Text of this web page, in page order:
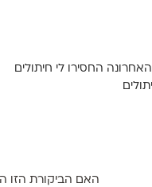
שירות טוב רק שהפעם האחרונה החסירו לי חיתולים
האם הביקורת הזו